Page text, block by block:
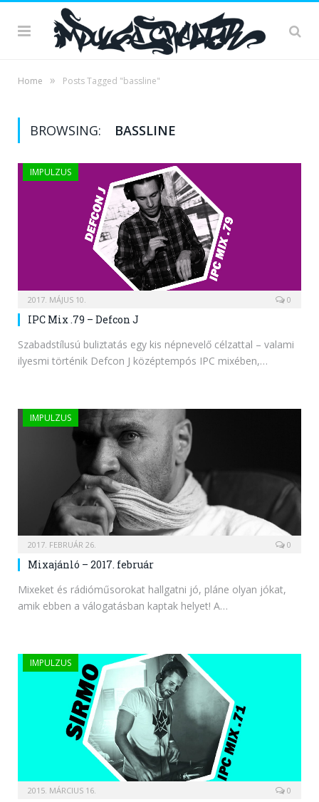
Home » Posts Tagged "bassline"
BROWSING: BASSLINE
IMPULZUS
2017. MÁJUS 10. 0
IPC Mix .79 – Defcon J
Szabadstílusú buliztatás egy kis népnevelő célzattal – valami
ilyesmi történik Defcon J középtempós IPC mixében,…
IMPULZUS
2017. FEBRUÁR 26. 0
Mixajánló – 2017. február
Mixeket és rádióműsorokat hallgatni jó, pláne olyan jókat,
amik ebben a válogatásban kaptak helyet! A…
IMPULZUS
2015. MÁRCIUS 16. 0